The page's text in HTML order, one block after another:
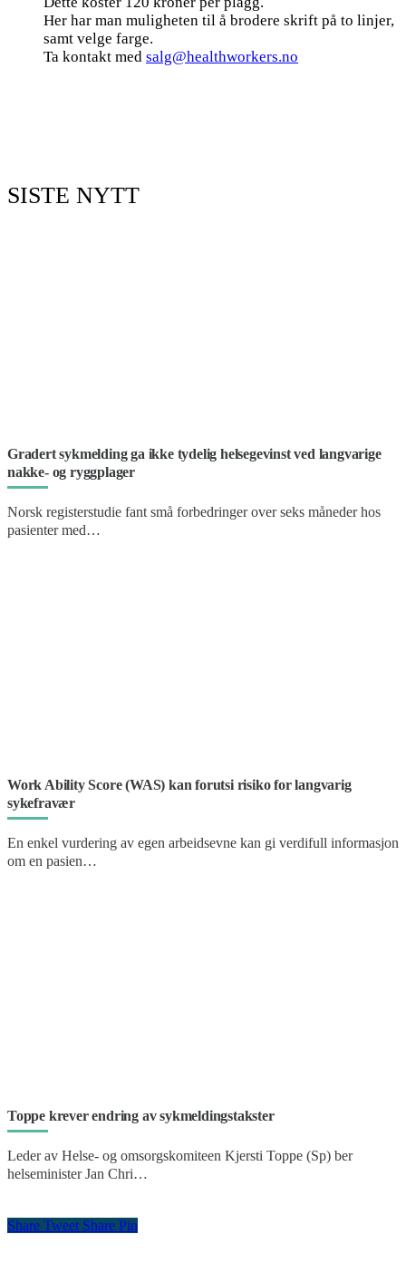
Her har man muligheten til å brodere skrift på to linjer,
samt velge farge.
Ta kontakt med salg@healthworkers.no
SISTE NYTT
Gradert sykmelding ga ikke tydelig helsegevinst ved langvarige
nakke- og ryggplager
Norsk registerstudie fant små forbedringer over seks måneder hos
pasienter med…
Work Ability Score (WAS) kan forutsi risiko for langvarig
sykefravær
En enkel vurdering av egen arbeidsevne kan gi verdifull informasjon
om en pasien…
Toppe krever endring av sykmeldingstakster
Leder av Helse- og omsorgskomiteen Kjersti Toppe (Sp) ber
helseminister Jan Chri…
Share Tweet Share Pin